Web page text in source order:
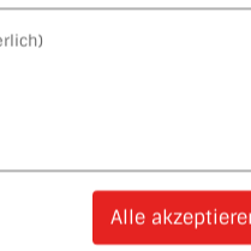
Schloßberg Nr. 71
Alle